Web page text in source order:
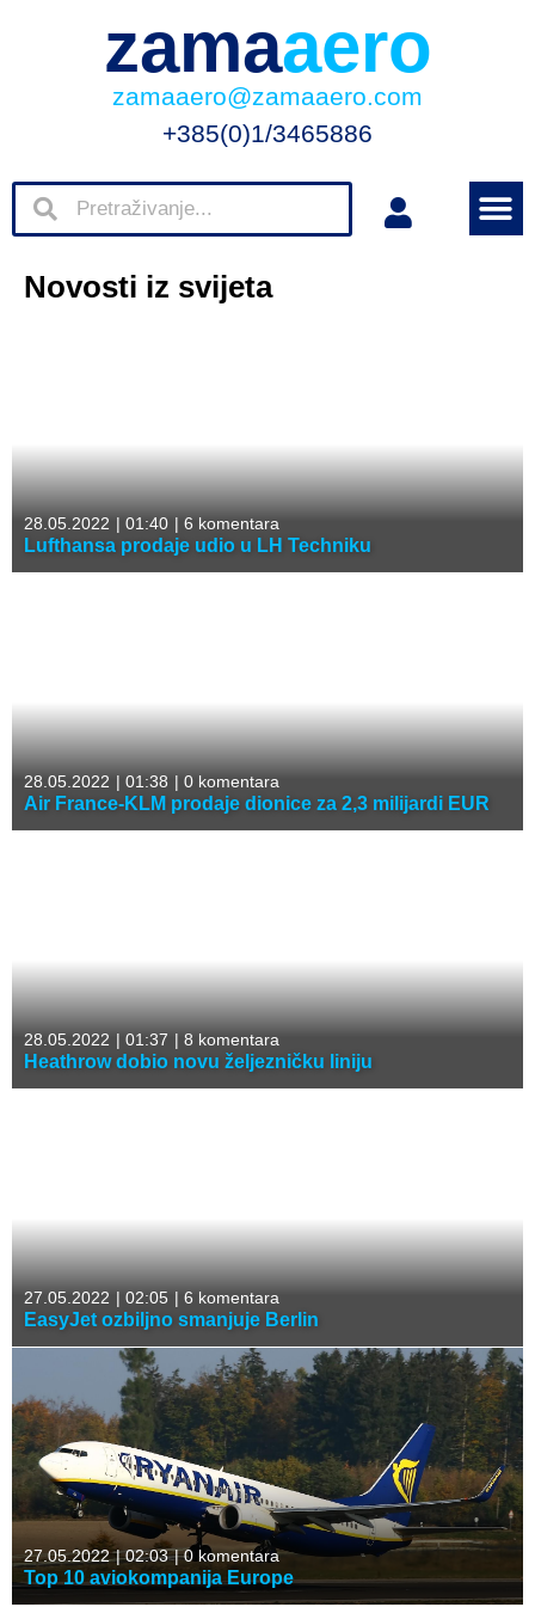
zamaaero
zamaaero@zamaaero.com
+385(0)1/3465886
Novosti iz svijeta
28.05.2022 | 01:40 | 6 komentara
Lufthansa prodaje udio u LH Techniku
28.05.2022 | 01:38 | 0 komentara
Air France-KLM prodaje dionice za 2,3 milijardi EUR
28.05.2022 | 01:37 | 8 komentara
Heathrow dobio novu željezničku liniju
27.05.2022 | 02:05 | 6 komentara
EasyJet ozbiljno smanjuje Berlin
27.05.2022 |02:03 |0 komentara
Top 10 aviokompanija Europe